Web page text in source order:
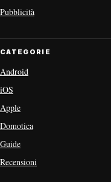
Pubblicità
CATEGORIE
Android
iOS
Apple
Domotica
Guide
Recensioni